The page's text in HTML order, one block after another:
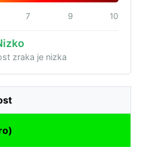
7 9 10
zraka je nizka